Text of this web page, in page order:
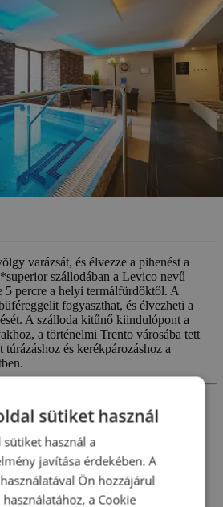
varázsát, és élvezze a pihenést a
szállodában a Levico nevű
5 percre a helyi termálfürdőktől. A
fogyaszthat, és élvezheti a
A szálloda kitűnő kiindulópont a
a történelmi Trento városába tett
és kerékpározáshoz a
választott szobában a Nature Bio Hotel
sütiket használ
sütiket használ a
javítása érdekében. A
Ön hozzájárul
használatához, a Cookie